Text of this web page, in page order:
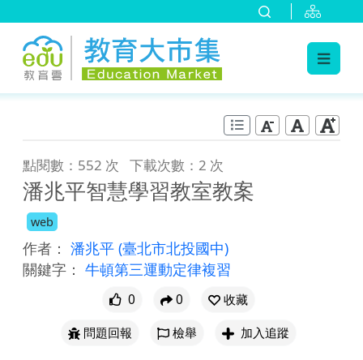
點閱數：552 次 下載次數：2 次
潘兆平智慧學習教室教案
web
作者： 潘兆平 (臺北市北投國中)
關鍵字： 牛頓第三運動定律複習
0 0
收藏
問題回報
檢舉 加入追蹤